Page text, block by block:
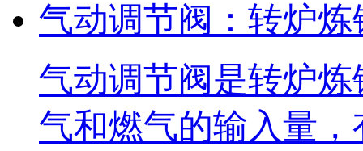
气动调节阀：转炉
气动调节阀是转炉
气和燃气的输入量